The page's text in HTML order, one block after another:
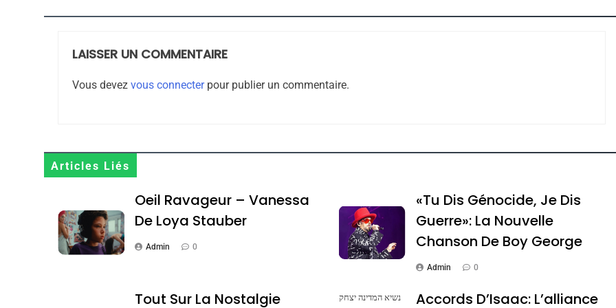
LAISSER UN COMMENTAIRE
Vous devez vous connecterpour publier un commentaire.
Articles Liés
Oeil Ravageur – Vanessa
De Loya Stauber
Admin 0
«Tu Dis Génocide, Je Dis
Guerre»: La Nouvelle
Chanson De Boy George
Admin 0
Tout Sur La Nostalgie
נשיא המדינה יצחק
Accords D’Isaac: L’alliance
Terroir